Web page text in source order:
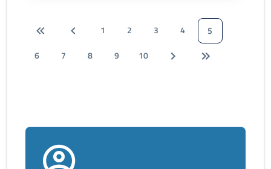
1 2 3 4
5
6
7 8 9 10